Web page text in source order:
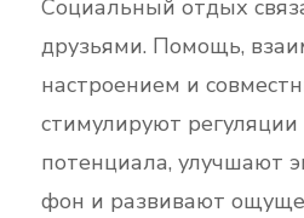
Социальный отдых
друзьями. Помощь,
настроением и
стимулируют
потенциала, улучшают
фон и развивают